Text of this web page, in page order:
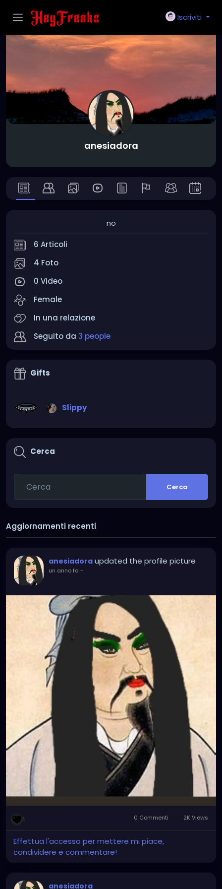
Iscriviti
anesiadora
no
6 Articoli
4 Foto
0 Video
Female
In una relazione
Seguito da 3 people
Gifts
Slippy
Cerca
Cerca
Aggiornamenti recenti
anesiadora updated the profile picture
un anno fa -
1 0 Commenti 2K Views
Effettua l'accesso per mettere mi piace,
condividere e commentare!
anesiadora